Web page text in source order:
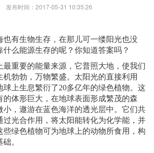
布时间：2017-05-31 10:35:26
也有生物生存，在那儿可一缕阳光也没
什么能源生存的呢？你知道答案吗？
重要的能量来源，它普照大地，使我们
机勃勃，万物繁盛。太阳光的直接利用
球上生息繁衍了20多亿年的绿色植物。这
的体形巨大，在地球表面形成繁茂的森
小，遨游在蓝色海洋的透光层中。它们共
过光合作用，将太阳能转化为化学能，并
些绿色植物可为地球上的动物所食用，构
。